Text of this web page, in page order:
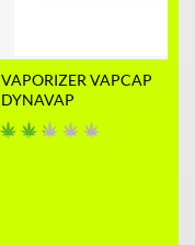
VAPORIZER VAPCAP
DYNAVAP